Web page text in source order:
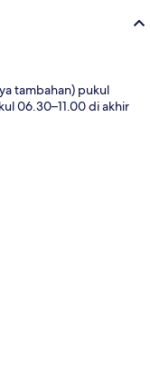
tambahan) pukul
06.30–11.00 di akhir